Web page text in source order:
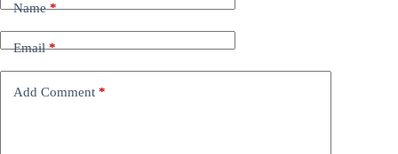
Name*
Email*
Add Comment *